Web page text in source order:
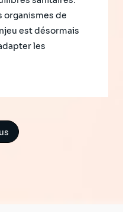
organismes de
est désormais
les